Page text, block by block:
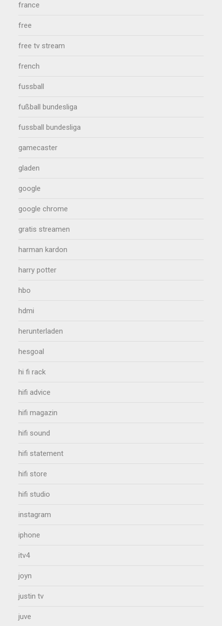
france
free
free tv stream
french
fussball
fußball bundesliga
fussball bundesliga
gamecaster
gladen
google
google chrome
gratis streamen
harman kardon
harry potter
hbo
hdmi
herunterladen
hesgoal
hi fi rack
hifi advice
hifi magazin
hifi sound
hifi statement
hifi store
hifi studio
instagram
iphone
itv4
joyn
justin tv
juve